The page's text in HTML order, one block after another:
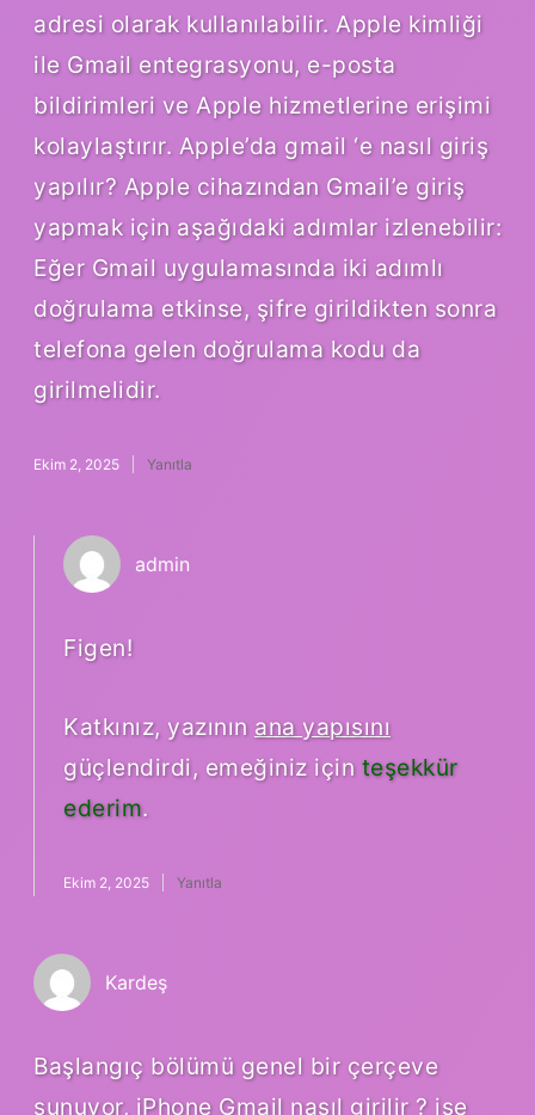
adresi olarak kullanılabilir. Apple kimliği
ile Gmail entegrasyonu, e-posta
bildirimleri ve Apple hizmetlerine erişimi
kolaylaştırır. Apple’da gmail ‘e nasıl giriş
yapılır? Apple cihazından Gmail’e giriş
yapmak için aşağıdaki adımlar izlenebilir:
Eğer Gmail uygulamasında iki adımlı
doğrulama etkinse, şifre girildikten sonra
telefona gelen doğrulama kodu da
girilmelidir.
Ekim 2, 2025 Yanıtla
admin
Figen!
Katkınız, yazının ana yapısını
güçlendirdi, emeğiniz için teşekkür
ederim.
Ekim 2, 2025 Yanıtla
Kardeş
Başlangıç bölümü genel bir çerçeve
sunuyor, iPhone Gmail nasıl girilir ? ise